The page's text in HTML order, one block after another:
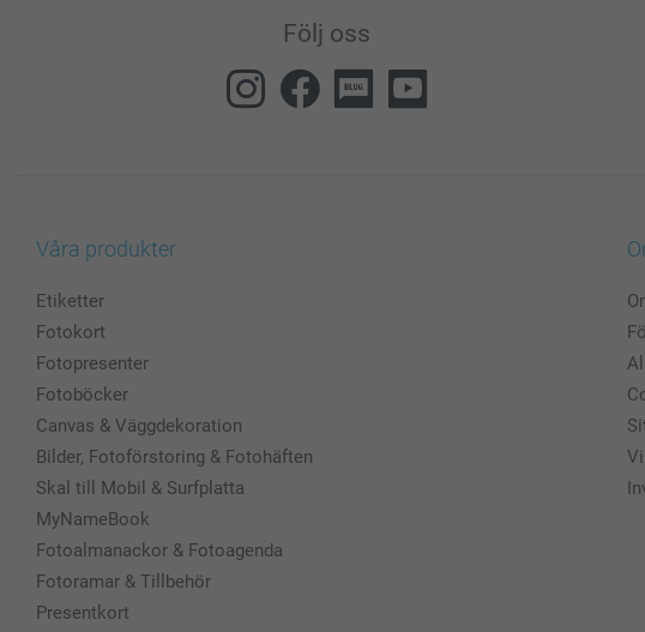
Följ oss
Våra produkter
Etiketter
Fotokort
Fotopresenter
Fotoböcker
Canvas & Väggdekoration
Bilder, Fotoförstoring & Fotohäften
Skal till Mobil & Surfplatta
MyNameBook
Fotoalmanackor & Fotoagenda
Fotoramar & Tillbehör
Presentkort